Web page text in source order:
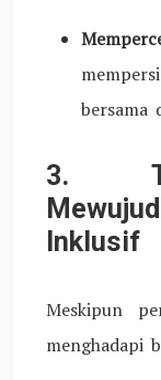
bersama
3.
Inklusif
Meskipun
menghadapi